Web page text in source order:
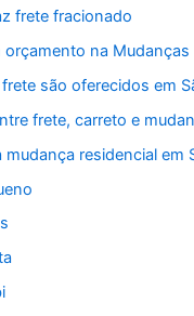
frete fracionado
na Mudanças
são oferecidos em
frete, carreto e
residencial em